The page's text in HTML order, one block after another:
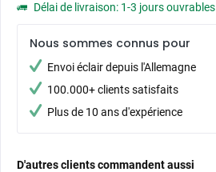
Délai de livraison: 1-3 jours ouvrables
Nous sommes connus pour
Envoi éclair depuis l'Allemagne
100.000+ clients satisfaits
Plus de 10 ans d'expérience
D'autres clients commandent aussi